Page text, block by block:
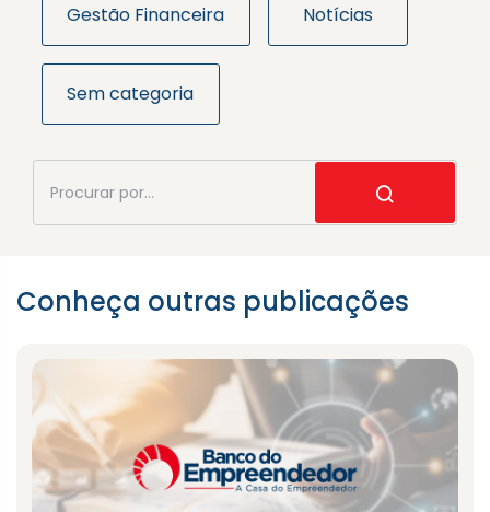
Gestão Financeira Notícias
Sem categoria
Conheça outras publicações